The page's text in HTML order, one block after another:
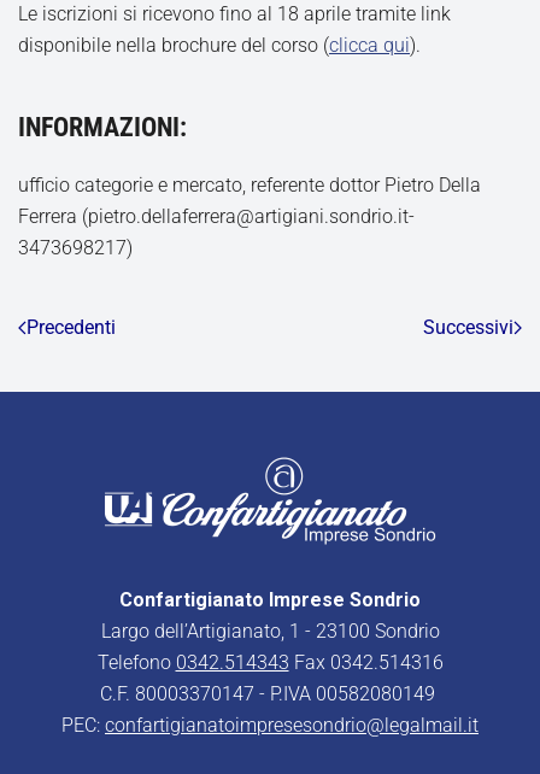
Le iscrizioni si ricevono fino al 18 aprile tramite link
disponibile nella brochure del corso (clicca qui).
INFORMAZIONI:
ufficio categorie e mercato, referente dottor Pietro Della
Ferrera (pietro.dellaferrera@artigiani.sondrio.it-
3473698217)
Precedenti Successivi
Confartigianato Imprese Sondrio
Largo dell’Artigianato, 1 - 23100 Sondrio
Telefono 0342.514343 Fax 0342.514316
C.F. 80003370147 - P.IVA 00582080149
PEC: confartigianatoimpresesondrio@legalmail.it